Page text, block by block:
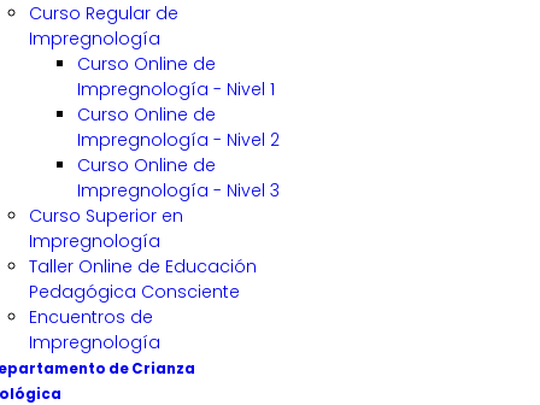
Curso Regular de
Impregnología
Curso Online de
Impregnología - Nivel 1
Curso Online de
Impregnología - Nivel 2
Curso Online de
Impregnología - Nivel 3
Curso Superior en
Impregnología
Taller Online de Educación
Pedagógica Consciente
Encuentros de
Impregnología
de Crianza